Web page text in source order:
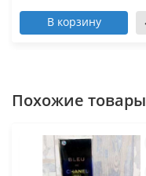
В корзину
Похожие товары